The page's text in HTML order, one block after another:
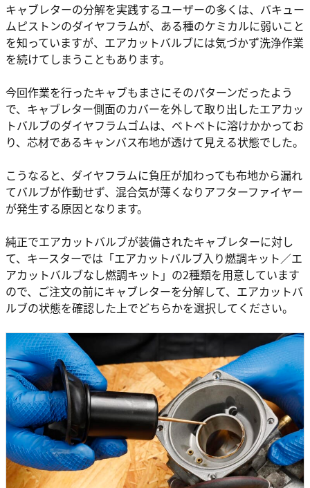
キャブレターの分解を実践するユーザーの多くは、バキュー
ムピストンのダイヤフラムが、ある種のケミカルに弱いこと
を知っていますが、エアカットバルブには気づかず洗浄作業
を続けてしまうこともあります。
今回作業を行ったキャブもまさにそのパターンだったよう
で、キャブレター側面のカバーを外して取り出したエアカッ
トバルブのダイヤフラムゴムは、ベトベトに溶けかかってお
り、芯材であるキャンバス布地が透けて見える状態でした。
こうなると、ダイヤフラムに負圧が加わっても布地から漏れ
てバルブが作動せず、混合気が薄くなりアフターファイヤー
が発生する原因となります。
純正でエアカットバルブが装備されたキャブレターに対し
て、キースターでは「エアカットバルブ入り燃調キット／エ
アカットバルブなし燃調キット」の2種類を用意しています
ので、ご注文の前にキャブレターを分解して、エアカットバ
ルブの状態を確認した上でどちらかを選択してください。